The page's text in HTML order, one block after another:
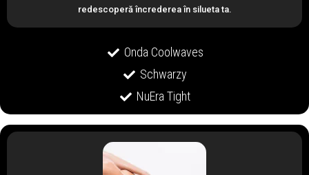
redescoperă încrederea în silueta ta.
Onda Coolwaves
Schwarzy
NuEra Tight